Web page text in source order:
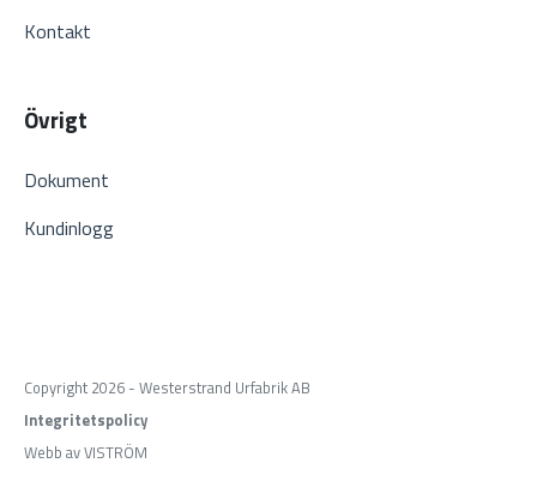
Kontakt
Övrigt
Dokument
Kundinlogg
Copyright 2026 - Westerstrand Urfabrik AB
Integritetspolicy
Webb av VISTRÖM